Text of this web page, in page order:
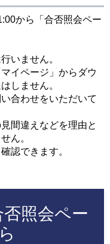
から「合否照会ペー
いません。
イページ」からダウ
しません。
合わせをいただいて
間違えなどを理由と
ん。
認できます。
照会ペー